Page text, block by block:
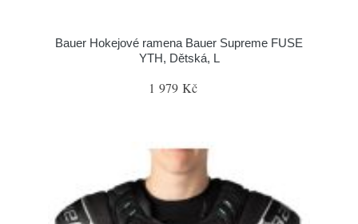
Bauer Hokejové ramena Bauer Supreme FUSE
YTH, Dětská, L
1 979 Kč